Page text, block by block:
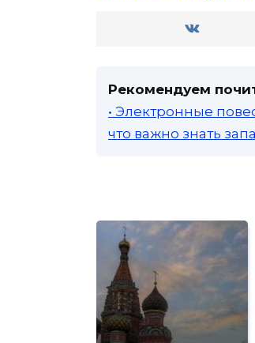
Рекомендуем
• Электронные
что важно знать